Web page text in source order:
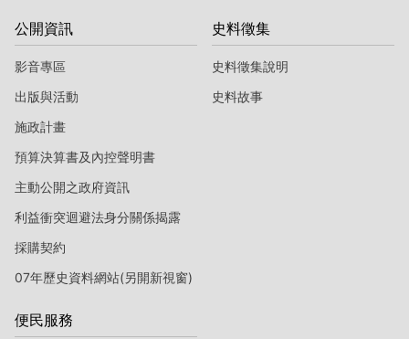
公開資訊
影音專區
出版與活動
施政計畫
預算決算書及內控聲明書
主動公開之政府資訊
利益衝突迴避法身分關係揭露
採購契約
07年歷史資料網站(另開新視窗)
史料徵集
史料徵集說明
史料故事
便民服務